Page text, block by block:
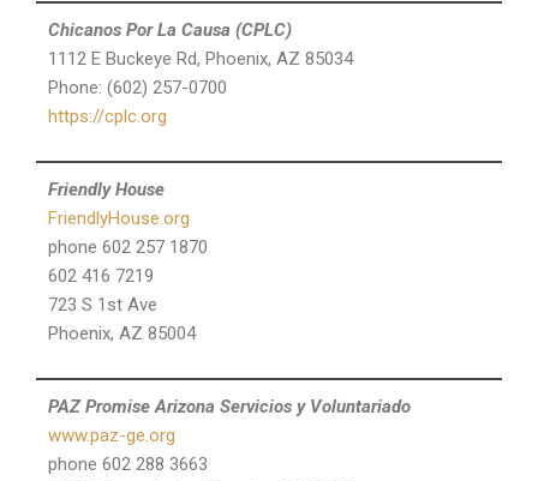
Chicanos Por La Causa (CPLC)
1112 E Buckeye Rd, Phoenix, AZ 85034
Phone: (602) 257-0700
https://cplc.org
Friendly House
FriendlyHouse.org
phone 602 257 1870
602 416 7219
723 S 1st Ave
Phoenix, AZ 85004
PAZ Promise Arizona Servicios y Voluntariado
www.paz-ge.org
phone 602 288 3663